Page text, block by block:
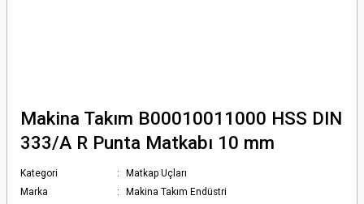
Makina Takım B00010011000 HSS DIN
333/A R Punta Matkabı 10 mm
Kategori
Matkap Uçları
Marka
Makina Takım Endüstri